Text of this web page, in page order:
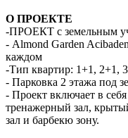
О ПРОЕКТЕ
-ПРОЕКТ с земельным
- Almond Garden
каждом
-Тип квартир: 1+1, 2+1,
- Парковка 2 этажа под
- Проект включает в
тренажерный зал,
зал и барбекю зону.